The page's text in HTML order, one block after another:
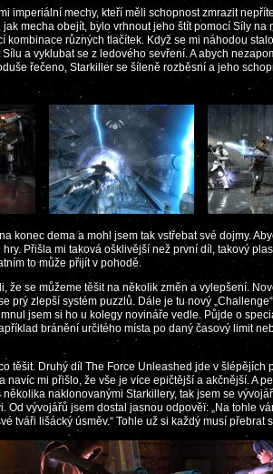
imperiální mechy, kteří měli schopnost zmrazit
mecha obejít, bylo vrhnout jeho štít pomocí Síly na
kombinace různých tlačítek. Když se mi náhodou
a vyklubat se z ledového sevření. A abych
řečeno, Starkiller se šíleně rozběsní a jeho
konec dema a mohl jsem tak vstřebat své dojmy.
Přišla mi taková ošklivější než první díl, takový
to může přijít v pohodě.
že se můžeme těšit na několik změn a vylepšení.
prý zlepší systém puzzlů. Dále je tu nový
jsem si ho u kolegy novináře vedle. Půjde o
bránění určitého místa po daný časový limit
těšit. Druhý díl The Force Unleashed jde v šlépějích
navíc mi přišlo, že vše je více epičtější a akčnější. A
naklonovanými Starkillery, tak jsem se
Od vývojářů jsem dostal jasnou odpověï: „Na tohle
tváři lišácký úsměv.“ Tohle už si každý musí přebrat